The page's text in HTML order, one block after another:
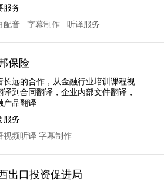
服务
配音
字幕制作 听译服务
保险
长远的合作，从金融行业培训课程视
译到合同翻译，企业内部文件翻译，
产品翻译
服务
视频听译 字幕制作
出口投资促进局